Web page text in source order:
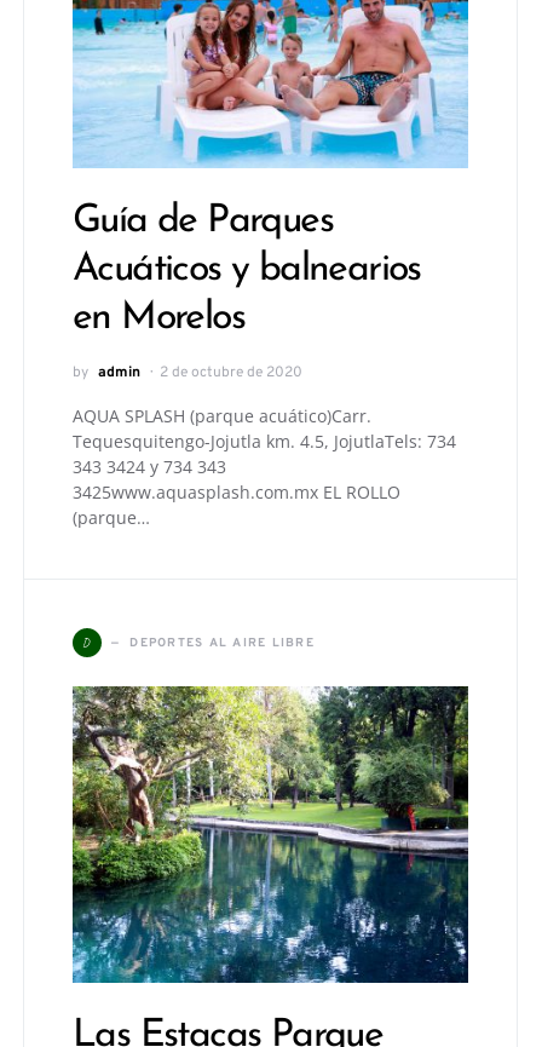
Guía de Parques
Acuáticos y balnearios
en Morelos
by admin 2 de octubre de 2020
AQUA SPLASH (parque acuático)Carr.
Tequesquitengo-Jojutla km. 4.5, JojutlaTels: 734
343 3424 y 734 343
3425www.aquasplash.com.mx EL ROLLO
(parque…
D DEPORTES AL AIRE LIBRE
Las Estacas Parque